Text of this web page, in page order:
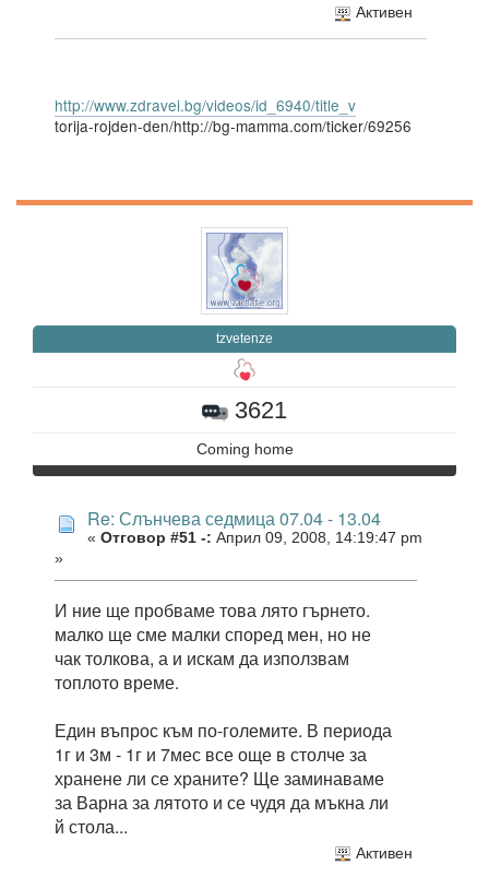
Активен
http://www.zdravei.bg/videos/id_6940/title_v
torija-rojden-den/http://bg-mamma.com/ticker/69256
tzvetenze
3621
Coming home
Re: Слънчева седмица 07.04 - 13.04
« Отговор #51 -: Април 09, 2008, 14:19:47 pm
»
И ние ще пробваме това лято гърнето.
малко ще сме малки според мен, но не
чак толкова, а и искам да използвам
топлото време.
Един въпрос към по-големите. В периода
1г и 3м - 1г и 7мес все още в столче за
хранене ли се храните? Ще заминаваме
за Варна за лятото и се чудя да мъкна ли
й стола...
Активен